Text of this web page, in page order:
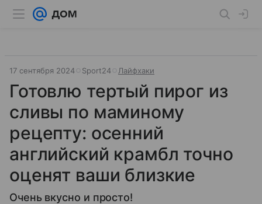
17 сентября 2024 Sport24 Лайфхаки
Готовлю тертый пирог из
сливы по маминому
рецепту: осенний
английский крамбл точно
оценят ваши близкие
Очень вкусно и просто!